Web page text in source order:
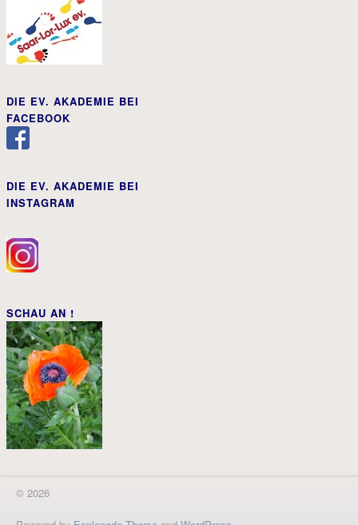
DIE EV. AKADEMIE BEI
FACEBOOK
DIE EV. AKADEMIE BEI
INSTAGRAM
SCHAU AN !
© 2026